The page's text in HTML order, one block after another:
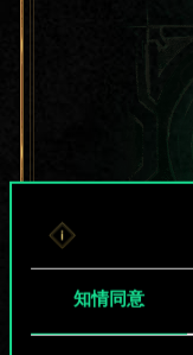
知情同意
目前